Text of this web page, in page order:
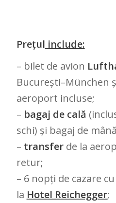
Prețul include:
– bilet de avion
București–München
aeroport incluse;
– bagaj de cală
schi) și bagaj de
– transferde la
retur;
– 6 nopți de cazare
la Hotel Reichegger;